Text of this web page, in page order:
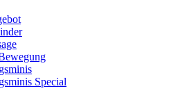
Special